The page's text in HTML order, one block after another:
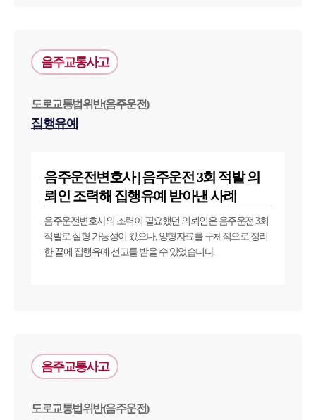
음주교통사고대응부 업무
음주운전·교통사고전문변호사추천
소식/자료
언론보도
공지사항
대륜법률상담예약
음주교통사고
도로교통법위반(음주운전)
집행유예
음주운전변호사 | 음주운전 3회 적발 의
뢰인 조력해 집행유예 받아낸 사례
음주운전변호사의 조력이 필요했던 의뢰인은 음주운전 3회
적발로 실형 가능성이 컸으나, 양형자료를 구체적으로 정리
한 끝에 집행유예 선고를 받을 수 있었습니다.
음주교통사고
도로교통법위반(음주운전)